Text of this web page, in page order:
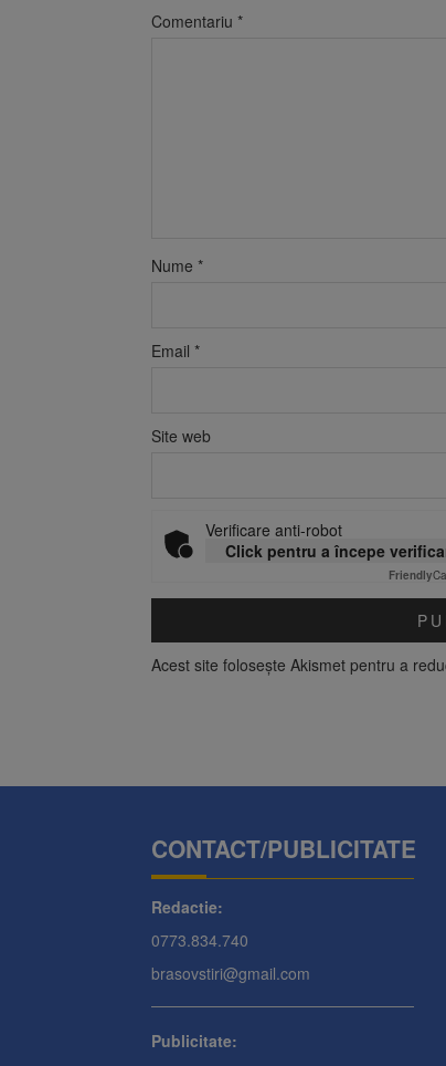
Comentariu *
Nume *
Email *
Site web
Verificare anti-robot
Click pentru a începe
Friendly
Acest site folosește Akismet pentru a
CONTACT/PUBLICITATE
Redactie:
0773.834.740
brasovstiri@gmail.com
Publicitate: